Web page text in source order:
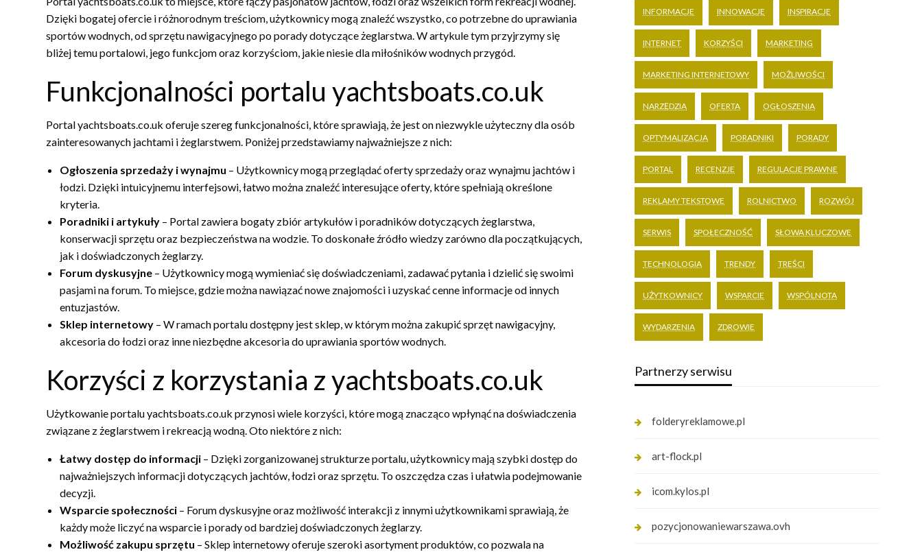
Dzięki bogatej ofercie i różnorodnym treściom, użytkownicy mogą znaleźć wszystko, co potrzebne do uprawiania
sportów wodnych, od sprzętu nawigacyjnego po porady dotyczące żeglarstwa. W artykule tym przyjrzymy się
bliżej temu portalowi, jego funkcjom oraz korzyściom, jakie niesie dla miłośników wodnych przygód.
Funkcjonalności portalu yachtsboats.co.uk
Portal yachtsboats.co.uk oferuje szereg funkcjonalności, które sprawiają, że jest on niezwykle użyteczny dla osób
zainteresowanych jachtami i żeglarstwem. Poniżej przedstawiamy najważniejsze z nich:
Ogłoszenia sprzedaży i wynajmu – Użytkownicy mogą przeglądać oferty sprzedaży oraz wynajmu jachtów i
łodzi. Dzięki intuicyjnemu interfejsowi, łatwo można znaleźć interesujące oferty, które spełniają określone
kryteria.
Poradniki i artykuły – Portal zawiera bogaty zbiór artykułów i poradników dotyczących żeglarstwa,
konserwacji sprzętu oraz bezpieczeństwa na wodzie. To doskonałe źródło wiedzy zarówno dla początkujących,
jak i doświadczonych żeglarzy.
Forum dyskusyjne – Użytkownicy mogą wymieniać się doświadczeniami, zadawać pytania i dzielić się swoimi
pasjami na forum. To miejsce, gdzie można nawiązać nowe znajomości i uzyskać cenne informacje od innych
entuzjastów.
Sklep internetowy – W ramach portalu dostępny jest sklep, w którym można zakupić sprzęt nawigacyjny,
akcesoria do łodzi oraz inne niezbędne akcesoria do uprawiania sportów wodnych.
Korzyści z korzystania z yachtsboats.co.uk
Użytkowanie portalu yachtsboats.co.uk przynosi wiele korzyści, które mogą znacząco wpłynąć na doświadczenia
związane z żeglarstwem i rekreacją wodną. Oto niektóre z nich:
Łatwy dostęp do informacji – Dzięki zorganizowanej strukturze portalu, użytkownicy mają szybki dostęp do
najważniejszych informacji dotyczących jachtów, łodzi oraz sprzętu. To oszczędza czas i ułatwia podejmowanie
decyzji.
Wsparcie społeczności – Forum dyskusyjne oraz możliwość interakcji z innymi użytkownikami sprawiają, że
każdy może liczyć na wsparcie i porady od bardziej doświadczonych żeglarzy.
Możliwość zakupu sprzętu – Sklep internetowy oferuje szeroki asortyment produktów, co pozwala na
INFORMACJE INNOWACJE INSPIRACJE
INTERNET KORZYŚCI MARKETING
MARKETING INTERNETOWY MOŻLIWOŚCI
NARZĘDZIA OFERTA OGŁOSZENIA
OPTYMALIZACJA PORADNIKI PORADY
PORTAL RECENZJE REGULACJE PRAWNE
REKLAMY TEKSTOWE ROLNICTWO ROZWÓJ
SERWIS SPOŁECZNOŚĆ SŁOWA KLUCZOWE
TECHNOLOGIA TRENDY TREŚCI
UŻYTKOWNICY WSPARCIE WSPÓLNOTA
WYDARZENIA ZDROWIE
Partnerzy serwisu
folderyreklamowe.pl
art-flock.pl
icom.kylos.pl
pozycjonowaniewarszawa.ovh